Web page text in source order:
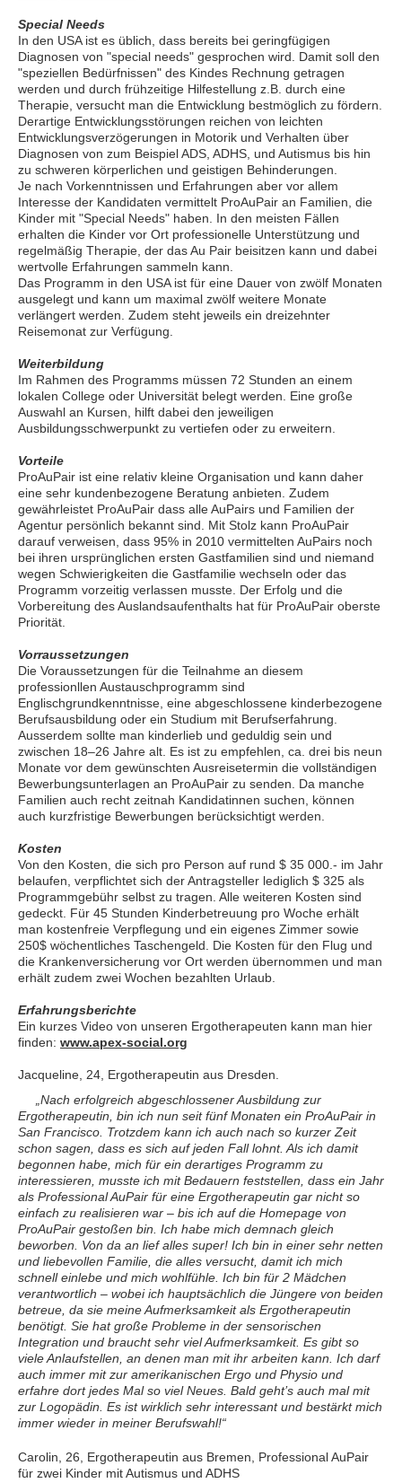
Special Needs
In den USA ist es üblich, dass bereits bei geringfügigen
Diagnosen von "special needs" gesprochen wird. Damit soll den
"speziellen Bedürfnissen" des Kindes Rechnung getragen
werden und durch frühzeitige Hilfestellung z.B. durch eine
Therapie, versucht man die Entwicklung bestmöglich zu fördern.
Derartige Entwicklungsstörungen reichen von leichten
Entwicklungsverzögerungen in Motorik und Verhalten über
Diagnosen von zum Beispiel ADS, ADHS, und Autismus bis hin
zu schweren körperlichen und geistigen Behinderungen.
Je nach Vorkenntnissen und Erfahrungen aber vor allem
Interesse der Kandidaten vermittelt ProAuPair an Familien, die
Kinder mit "Special Needs" haben. In den meisten Fällen
erhalten die Kinder vor Ort professionelle Unterstützung und
regelmäßig Therapie, der das Au Pair beisitzen kann und dabei
wertvolle Erfahrungen sammeln kann.
Das Programm in den USA ist für eine Dauer von zwölf Monaten
ausgelegt und kann um maximal zwölf weitere Monate
verlängert werden. Zudem steht jeweils ein dreizehnter
Reisemonat zur Verfügung.
Weiterbildung
Im Rahmen des Programms müssen 72 Stunden an einem
lokalen College oder Universität belegt werden. Eine große
Auswahl an Kursen, hilft dabei den jeweiligen
Ausbildungsschwerpunkt zu vertiefen oder zu erweitern.
Vorteile
ProAuPair ist eine relativ kleine Organisation und kann daher
eine sehr kundenbezogene Beratung anbieten. Zudem
gewährleistet ProAuPair dass alle AuPairs und Familien der
Agentur persönlich bekannt sind. Mit Stolz kann ProAuPair
darauf verweisen, dass 95% in 2010 vermittelten AuPairs noch
bei ihren ursprünglichen ersten Gastfamilien sind und niemand
wegen Schwierigkeiten die Gastfamilie wechseln oder das
Programm vorzeitig verlassen musste. Der Erfolg und die
Vorbereitung des Auslandsaufenthalts hat für ProAuPair oberste
Priorität.
Vorraussetzungen
Die Voraussetzungen für die Teilnahme an diesem
professionllen Austauschprogramm sind
Englischgrundkenntnisse, eine abgeschlossene kinderbezogene
Berufsausbildung oder ein Studium mit Berufserfahrung.
Ausserdem sollte man kinderlieb und geduldig sein und
zwischen 18–26 Jahre alt. Es ist zu empfehlen, ca. drei bis neun
Monate vor dem gewünschten Ausreisetermin die vollständigen
Bewerbungsunterlagen an ProAuPair zu senden. Da manche
Familien auch recht zeitnah Kandidatinnen suchen, können
auch kurzfristige Bewerbungen berücksichtigt werden.
Kosten
Von den Kosten, die sich pro Person auf rund $ 35 000.- im Jahr
belaufen, verpflichtet sich der Antragsteller lediglich $ 325 als
Programmgebühr selbst zu tragen. Alle weiteren Kosten sind
gedeckt. Für 45 Stunden Kinderbetreuung pro Woche erhält
man kostenfreie Verpflegung und ein eigenes Zimmer sowie
250$ wöchentliches Taschengeld. Die Kosten für den Flug und
die Krankenversicherung vor Ort werden übernommen und man
erhält zudem zwei Wochen bezahlten Urlaub.
Erfahrungsberichte
Ein kurzes Video von unseren Ergotherapeuten kann man hier
finden: www.apex-social.org
Jacqueline, 24, Ergotherapeutin aus Dresden.
„Nach erfolgreich abgeschlossener Ausbildung zur
Ergotherapeutin, bin ich nun seit fünf Monaten ein ProAuPair in
San Francisco. Trotzdem kann ich auch nach so kurzer Zeit
schon sagen, dass es sich auf jeden Fall lohnt. Als ich damit
begonnen habe, mich für ein derartiges Programm zu
interessieren, musste ich mit Bedauern feststellen, dass ein Jahr
als Professional AuPair für eine Ergotherapeutin gar nicht so
einfach zu realisieren war – bis ich auf die Homepage von
ProAuPair gestoßen bin. Ich habe mich demnach gleich
beworben. Von da an lief alles super! Ich bin in einer sehr netten
und liebevollen Familie, die alles versucht, damit ich mich
schnell einlebe und mich wohlfühle. Ich bin für 2 Mädchen
verantwortlich – wobei ich hauptsächlich die Jüngere von beiden
betreue, da sie meine Aufmerksamkeit als Ergotherapeutin
benötigt. Sie hat große Probleme in der sensorischen
Integration und braucht sehr viel Aufmerksamkeit. Es gibt so
viele Anlaufstellen, an denen man mit ihr arbeiten kann. Ich darf
auch immer mit zur amerikanischen Ergo und Physio und
erfahre dort jedes Mal so viel Neues. Bald geht’s auch mal mit
zur Logopädin. Es ist wirklich sehr interessant und bestärkt mich
immer wieder in meiner Berufswahl!“
Carolin, 26, Ergotherapeutin aus Bremen, Professional AuPair
für zwei Kinder mit Autismus und ADHS